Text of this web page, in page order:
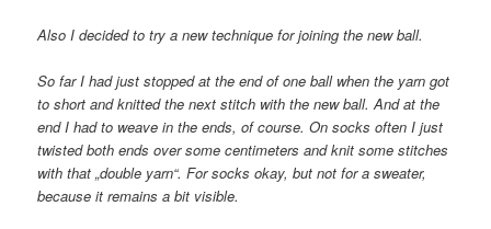
Also I decided to try a new technique for joining the new ball.
So far I had just stopped at the end of one ball when the yarn got
to short and knitted the next stitch with the new ball. And at the
end I had to weave in the ends, of course. On socks often I just
twisted both ends over some centimeters and knit some stitches
with that „double yarn“. For socks okay, but not for a sweater,
because it remains a bit visible.